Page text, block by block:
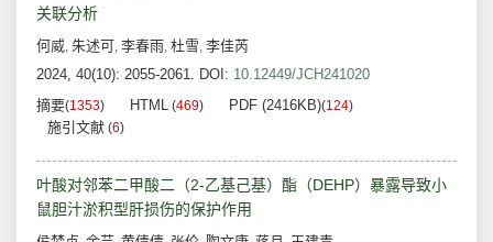
关联分析
何威, 朱述可, 李春雨, 杜雪, 李佳芮
2024, 40(10): 2055-2061. DOI: 10.12449/JCH241020
摘要(1353) HTML (469) PDF (2416KB)(124)
施引文献 (6)
叶酸对邻苯二甲酸二（2-乙基己基）酯（DEHP）暴露导致小
鼠胆汁淤积型肝损伤的保护作用